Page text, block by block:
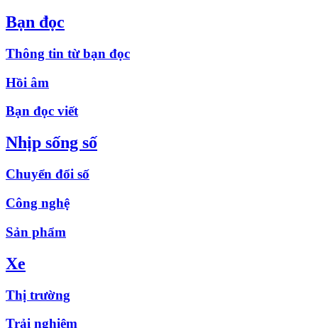
Bạn đọc
Thông tin từ bạn đọc
Hồi âm
Bạn đọc viết
Nhịp sống số
Chuyển đổi số
Công nghệ
Sản phẩm
Xe
Thị trường
Trải nghiệm